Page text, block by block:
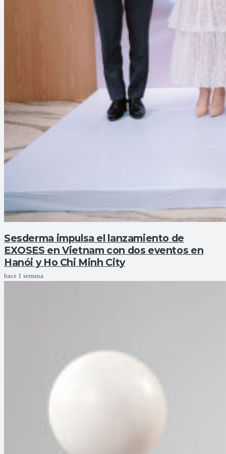
Sesderma impulsa el lanzamiento de
EXOSES en Vietnam con dos eventos en
Hanói y Ho Chi Minh City
hace 1 semana